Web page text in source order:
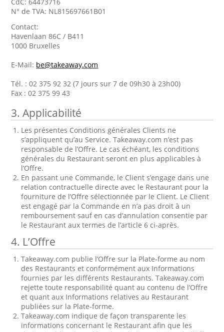
N° de TVA: NL815697661B01
Contact:
Havenlaan 86C / B411
1000 Bruxelles
E-Mail: be@takeaway.com
Tél. : 02 375 92 32 (7 jours sur 7 de 09h30 à 23h00)
Fax : 02 375 99 43
3. Applicabilité
Les présentes Conditions générales Clients ne
s’appliquent qu’au Service. Takeaway.com n’est pas
responsable de l’Offre. Le cas échéant, les conditions
générales du Restaurant seront en plus applicables à
l’Offre.
En passant une Commande, le Client s’engage dans une
relation contractuelle directe avec le Restaurant pour la
fourniture de l’Offre sélectionnée par le Client. Le Client
est engagé par la Commande en n’a pas droit à un
remboursement sauf en cas d’annulation consentie par
le Restaurant aux termes de l’article 6 ci-après.
4. L’Offre
Takeaway.com publie l’Offre sur la Plate-forme au nom
des Restaurants et conformément aux Informations
fournies par les différents Restaurants. Takeaway.com
rejette toute responsabilité quant au contenu de l’Offre
et quant aux Informations relatives au Restaurant
publiées sur la Plate-forme.
Takeaway.com indique de façon transparente les
informations concernant le Restaurant afin que les